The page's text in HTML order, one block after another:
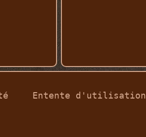
Entente d'utilisation